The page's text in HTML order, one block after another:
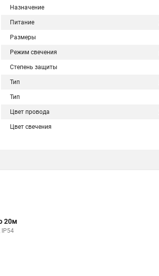
Назначение
Питание
Размеры
Режим свечения
Степень защиты
Тип
Тип
Цвет провода
Цвет свечения
20м
IP54